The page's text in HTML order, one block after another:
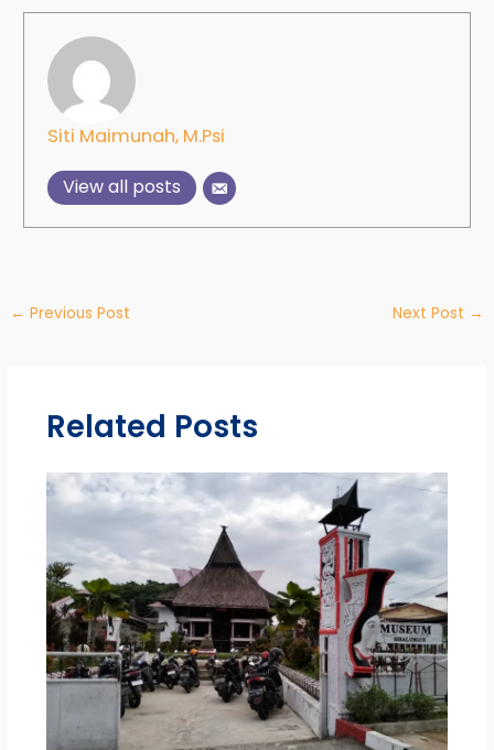
Siti Maimunah, M.Psi
View all posts
← Previous Post Next Post →
Related Posts